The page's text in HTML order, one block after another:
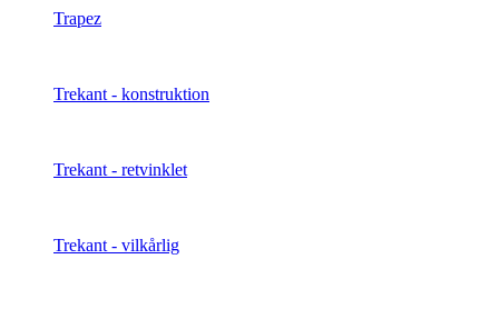
Trapez
Trekant - konstruktion
Trekant - retvinklet
Trekant - vilkårlig